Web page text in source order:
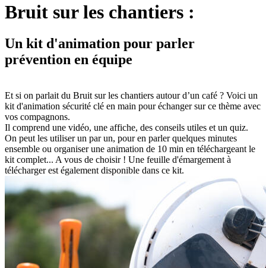
Bruit sur les chantiers :
Un kit d'animation pour parler
prévention en équipe
Et si on parlait du Bruit sur les chantiers autour d’un café ? Voici un
kit d'animation sécurité clé en main pour échanger sur ce thème avec
vos compagnons.
Il comprend une vidéo, une affiche, des conseils utiles et un quiz.
On peut les utiliser un par un, pour en parler quelques minutes
ensemble ou organiser une animation de 10 min en téléchargeant le
kit complet... A vous de choisir ! Une feuille d'émargement à
télécharger est également disponible dans ce kit.